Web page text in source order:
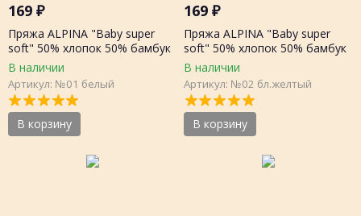
169 ₽
Пряжа ALPINA "Baby super
soft" 50% хлопок 50% бамбук
50г 150 метров, шт.
В наличии
Артикул: №01 белый
В корзину
169₽
Пряжа ALPINA "Baby super
soft" 50% хлопок 50% бамбук
50г 150 метров, шт.
В наличии
Артикул: №02 бл.желтый
В корзину